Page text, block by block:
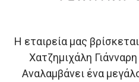
Η εταιρεία μας
Χατζημιχάλη
Αναλαμβάνει ένα